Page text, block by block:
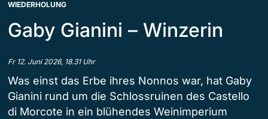
WIEDERHOLUNG
Gaby Gianini – Winzerin
Fr 12. Juni 2026, 18.31 Uhr
Was einst das Erbe ihres Nonnos war, hat Gaby
Gianini rund um die Schlossruinen des Castello
di Morcote in ein blühendes Weinimperium